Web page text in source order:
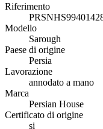
Riferimento
Modello
Sarough
Paese di origine
Persia
Lavorazione
annodato a mano
Marca
Persian House
Certificato di origine
si